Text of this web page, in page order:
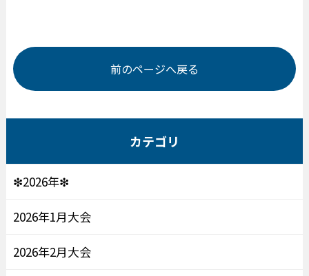
前のページへ戻る
カテゴリ
❇2026年❇
2026年1月大会
2026年2月大会